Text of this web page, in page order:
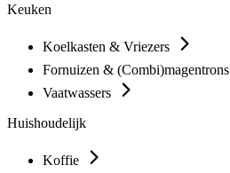
Keuken
Koelkasten & Vriezers
Fornuizen & (Combi)magentrons
Vaatwassers
Huishoudelijk
Koffie